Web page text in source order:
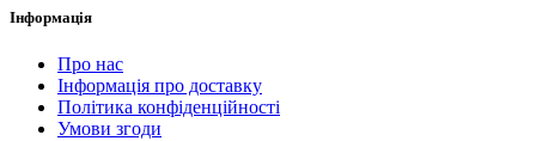
Інформація
Про нас
Інформація про доставку
Політика конфіденційності
Умови згоди